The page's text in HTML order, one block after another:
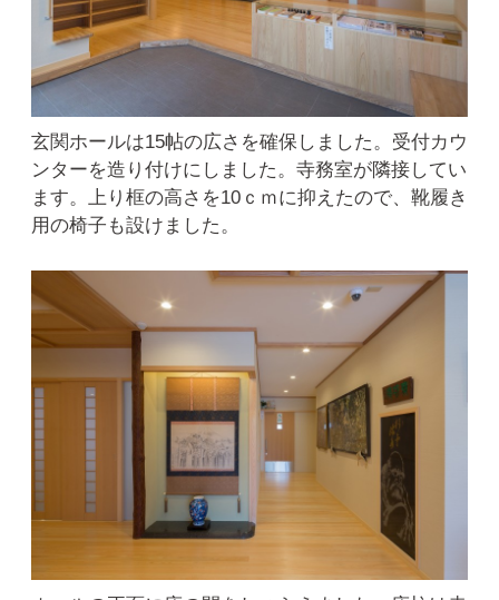
玄関ホールは15帖の広さを確保しました。受付カウ
ンターを造り付けにしました。寺務室が隣接してい
ます。上り框の高さを10ｃｍに抑えたので、靴履き
用の椅子も設けました。